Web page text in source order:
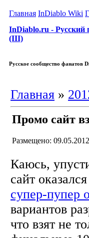
Главная InDiablo Wiki
InDiablo.ru - Русский
(III)
Русское сообщество фанатов
Главная »
Промо сайт
Размещено: 09.05.2012
Каюсь,
сайт
супер-пупер
вариантов
что взят не